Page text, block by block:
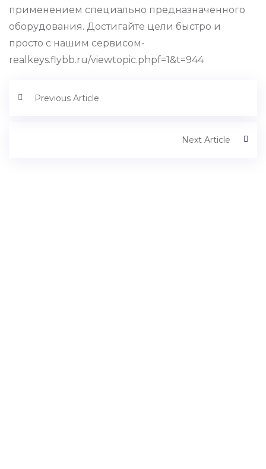
применением специально предназначенного
оборудования. Достигайте цели быстро и
просто с нашим сервисом-
realkeys.flybb.ru/viewtopic.phpf=1&t=944
Previous Article
Next Article